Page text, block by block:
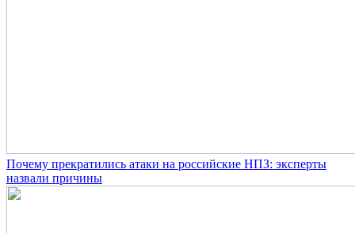
Почему прекратились атаки на российские НПЗ: эксперты
назвали причины